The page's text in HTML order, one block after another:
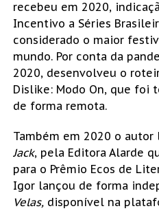
recebeu em 2020,
Incentivo a Séries
considerado o maior
mundo. Por conta da
2020, desenvolveu o
Dislike: Modo On, que foi
de forma remota.
Também em 2020 o
Jack, pela Editora Alarde
para o Prêmio Ecos de
Igor lançou de forma
Velas,disponível na